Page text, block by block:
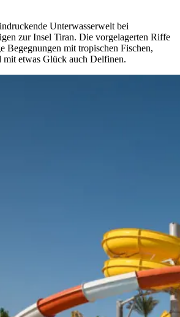
Unterwasserwelt bei
zur Insel Tiran. Die vorgelagerten Riffe
Begegnungen mit tropischen Fischen,
mit etwas Glück auch Delfinen.